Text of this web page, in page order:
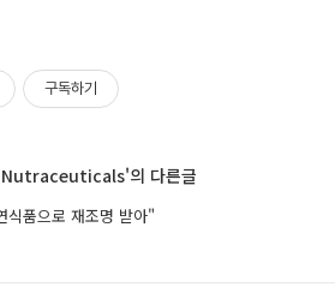
구독하기
의 다른글
식품으로 재조명 받아"